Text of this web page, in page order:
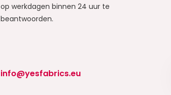
op werkdagen binnen 24 uur te
beantwoorden.
info@yesfabrics.eu